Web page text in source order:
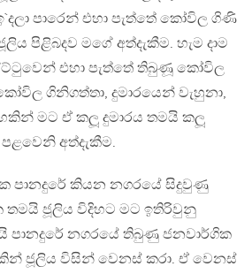
පාරෙන් එහා පැත්තේ කෝවිල ගිණි
පිළිබදව මගේ අත්දැකීම. හැම දාම
එහා පැත්තේ තිබුණූ කෝවිල
ගිනිගත්තා, දුමාරයෙන් වැහුනා,
මට ඒ කලූ දුමාරය තමයි කලූ
අත්දැකීම.
පානදුරේ කියන නගරයේ සිදුවුණු
ජූලිය විදිහට මට ඉතිරිවුනු
පානදුරේ නගරයේ තිබුණු ජනවාර්ගික
ජූලිය විසින් වෙනස් කරා. ඒ වෙනස්